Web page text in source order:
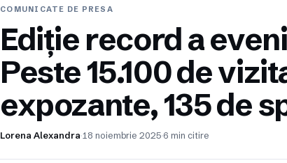
COMUNICATE DE PRESA
Ediție record a
Peste 15.100 de
expozante, 135 de
Lorena Alexandra 18 noiembrie 2025 6 min citire